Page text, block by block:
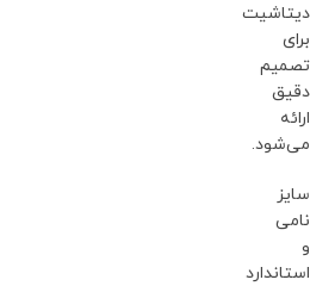
دیتاشیت
برای
تصمیم
دقیق
ارائه
می‌شود.
سایز
نامی
و
استاندارد